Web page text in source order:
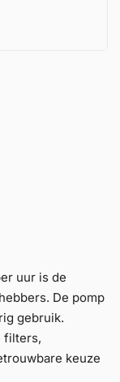
uur is de
De pomp
gebruik.
filters,
keuze